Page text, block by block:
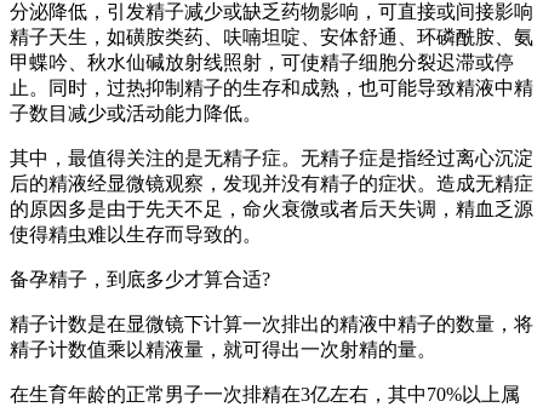
分泌降低，引发精子减少或缺乏药物影响，可直接或间接影响
精子天生，如磺胺类药、呋喃坦啶、安体舒通、环磷酰胺、氨
甲蝶吟、秋水仙碱放射线照射，可使精子细胞分裂迟滞或停
止。同时，过热抑制精子的生存和成熟，也可能导致精液中精
子数目减少或活动能力降低。
其中，最值得关注的是无精子症。无精子症是指经过离心沉淀
后的精液经显微镜观察，发现并没有精子的症状。造成无精症
的原因多是由于先天不足，命火衰微或者后天失调，精血乏源
使得精虫难以生存而导致的。
备孕精子，到底多少才算合适?
精子计数是在显微镜下计算一次排出的精液中精子的数量，将
精子计数值乘以精液量，就可得出一次射精的量。
在生育年龄的正常男子一次排精在3亿左右，其中70%以上属